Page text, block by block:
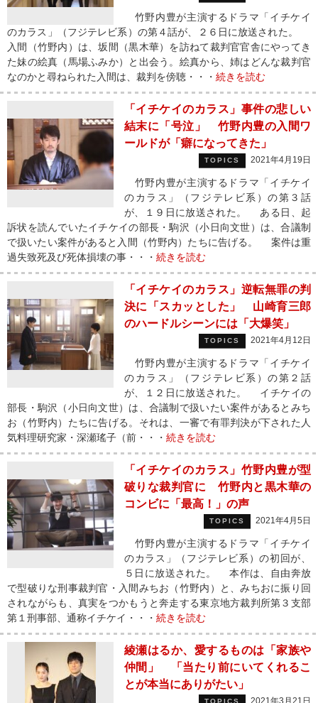
竹野内豊が主演するドラマ「イチケイ
のカラス」（フジテレビ系）の第４話が、２６日に放送された。
入間（竹野内）は、坂間（黒木華）を訪ねて裁判官官舎にやってき
た妹の絵真（馬場ふみか）と出会う。絵真から、姉はどんな裁判官
なのかと尋ねられた入間は、裁判を傍聴・・・ 続きを読む
「イチケイのカラス」事件の悲しい
結末に「号泣」 竹野内豊の入間ワ
ールドが「癖になってきた」
TOPICS 2021年4月19日
竹野内豊が主演するドラマ「イチケイ
のカラス」（フジテレビ系）の第３話
が、１９日に放送された。 ある日、起
訴状を読んでいたイチケイの部長・駒沢（小日向文世）は、合議制
で扱いたい案件があると入間（竹野内）たちに告げる。 案件は重
過失致死及び死体損壊の事・・・ 続きを読む
「イチケイのカラス」逆転無罪の判
決に「スカッとした」 山崎育三郎
のハードルシーンには「大爆笑」
TOPICS 2021年4月12日
竹野内豊が主演するドラマ「イチケイ
のカラス」（フジテレビ系）の第２話
が、１２日に放送された。 イチケイの
部長・駒沢（小日向文世）は、合議制で扱いたい案件があるとみち
お（竹野内）たちに告げる。それは、一審で有罪判決が下された人
気料理研究家・深瀬瑤子（前・・・ 続きを読む
「イチケイのカラス」竹野内豊が型
破りな裁判官に 竹野内と黒木華の
コンビに「最高！」の声
TOPICS 2021年4月5日
竹野内豊が主演するドラマ「イチケイ
のカラス」（フジテレビ系）の初回が、
５日に放送された。 本作は、自由奔放
で型破りな刑事裁判官・入間みちお（竹野内）と、みちおに振り回
されながらも、真実をつかもうと奔走する東京地方裁判所第３支部
第１刑事部、通称イチケイ・・・ 続きを読む
綾瀬はるか、愛するものは「家族や
仲間」 「当たり前にいてくれるこ
とが本当にありがたい」
TOPICS 2021年3月21日